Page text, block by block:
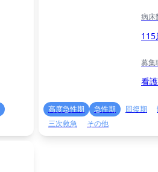
病床
115
募集
看
高度急性期 急性期 回復期
三次救急
その他